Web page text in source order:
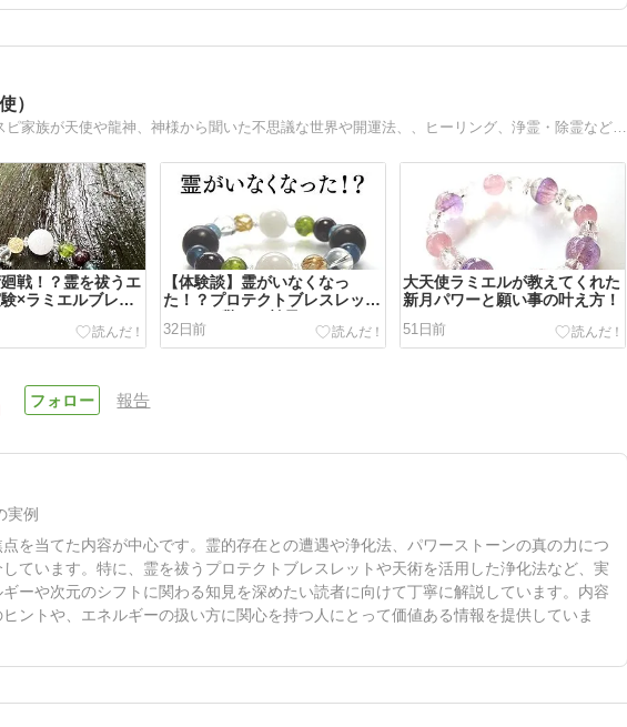
）
【魂ってどうやって生まれてくるの？】スピ家族が天使や龍神、神様から聞いた不思議な世界や開運法、、ヒーリング、浄霊・除霊などのお話をご紹介！
戦！？霊を祓うエ
×ラミエルブレス
【体験談】霊がいなくなっ
た！？プロテクトブレスレット
No.44の驚きの効果とは
32日前
大天使ラミエルが教えてくれた
新月パワーと願い事の叶え方！
51日前
報告
実例
を当てた内容が中心です。霊的存在との遭遇や浄化法、パワーストーンの真の力につ
ています。特に、霊を祓うプロテクトブレスレットや天術を活用した浄化法など、実
ーや次元のシフトに関わる知見を深めたい読者に向けて丁寧に解説しています。内容
ントや、エネルギーの扱い方に関心を持つ人にとって価値ある情報を提供していま